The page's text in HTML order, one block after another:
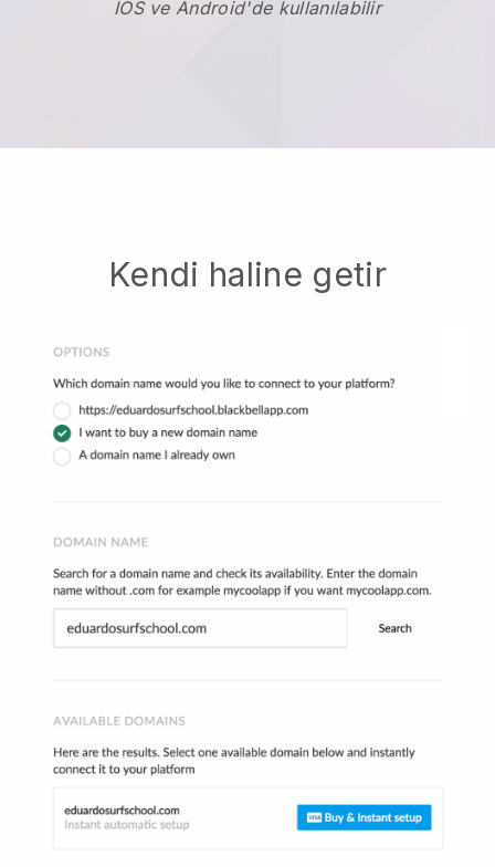
IOS ve Android'de kullanılabilir
Kendi haline getir